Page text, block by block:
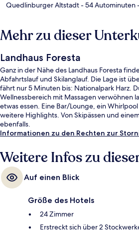
Quedlinburger Altstadt- 54 Autominuten
Mehr zu dieser
Landhaus Foresta
Ganz in der Nähe des Landhaus Foresta
Abfahrtslauf und Skilanglauf. Die Lage ist
fährt nur 5 Minuten bis: Nationalpark Harz.
Wellnessbereich mit Massagen verwöhnen
etwas essen. Eine Bar/Lounge, ein
weitere Highlights. Von Skipässen und
ebenfalls.
Informationen zu den Rechten zur
Weitere Infos zu
Auf einen Blick
Größe des Hotels
24 Zimmer
Erstreckt sich über 2